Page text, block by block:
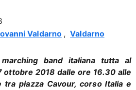
Valdarno , Valdarno
band italiana tutta al
ottobre 2018 dalle ore 16.30 alle
piazza Cavour, corso Italia e